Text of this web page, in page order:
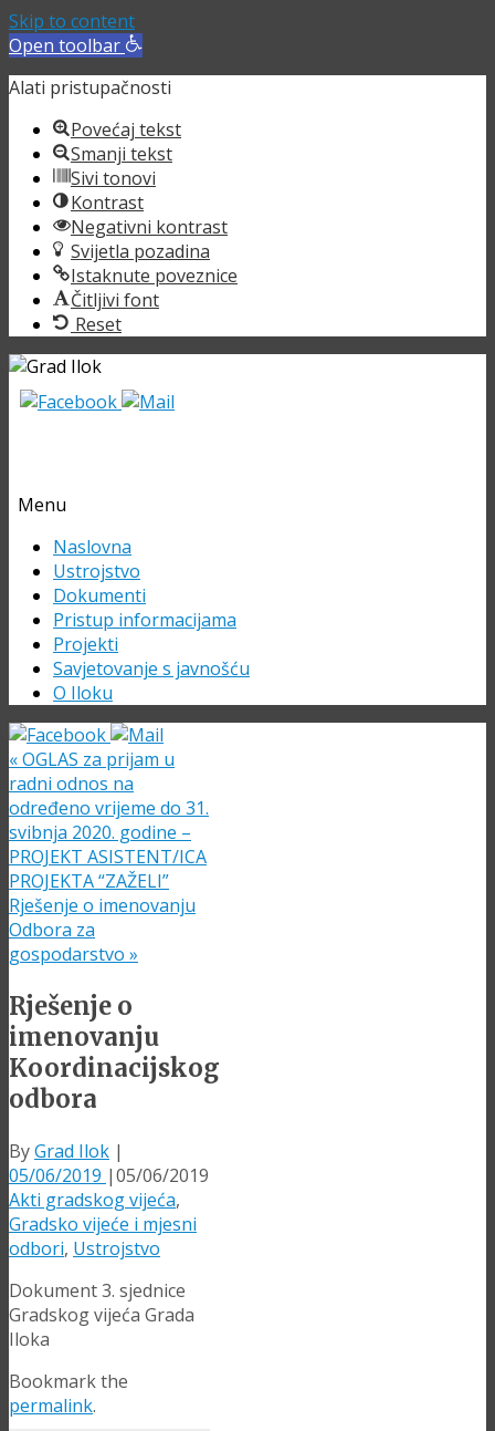
Skip to content
Open toolbar
Alati pristupačnosti
Povećaj tekst
Smanji tekst
Sivi tonovi
Kontrast
Negativni kontrast
Svijetla pozadina
Istaknute poveznice
Čitljivi font
Reset
Menu
Skip
content
Naslovna
Ustrojstvo
Dokumenti
Pristup informacijama
Projekti
Savjetovanje s javnošću
O Iloku
«OGLAS za prijam u
radni odnos na
određeno vrijeme do 31.
svibnja 2020. godine –
PROJEKT ASISTENT/ICA
PROJEKTA “ZAŽELI”
Rješenje o imenovanju
Odbora za
gospodarstvo »
Rješenje o
imenovanju
Koordinacijskog
odbora
ByGrad Ilok |
05/06/2019 |05/06/2019
Akti gradskog vijeća,
Gradsko vijeće i mjesni
odbori, Ustrojstvo
Dokument 3. sjednice
Gradskog vijeća Grada
Iloka
Bookmark the
permalink.